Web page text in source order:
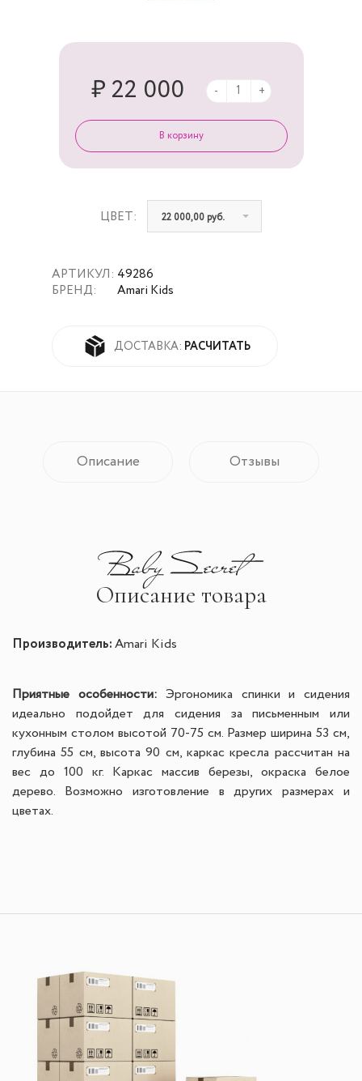
АРТИКУЛ:
БРЕНД:
49286
Amari Kids
ДОСТАВКА: РАСЧИТАТЬ
ЦВЕТ: 22 000,00 руб.
₽ 22 000 - +
Описание Отзывы
Описание товара
Производитель: Amari Kids
Приятные особенности:Эргономика спинки и сидения
идеально подойдет для сидения за письменным или
кухонным столом высотой 70-75 см. Размер ширина 53 см,
глубина 55 см, высота 90 см, каркас кресла рассчитан на
вес до 100 кг.
Каркас массив березы, окраска белое
дерево.
Возможно изготовление в других размерах и
цветах.